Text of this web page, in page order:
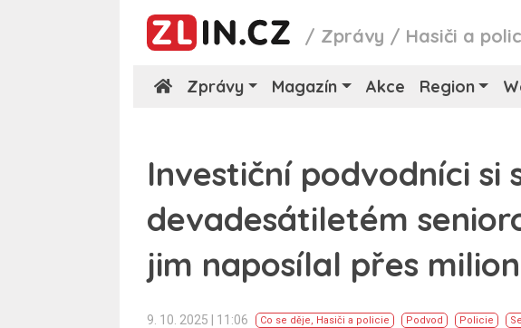
/ Zprávy / Hasiči a
Zprávy Magazín Akce Region
Investiční podvodníci si
devadesátiletém
jim naposílal přes
9. 10. 2025 | 11:06 Co se děje, Hasiči a policie Podvod Policie